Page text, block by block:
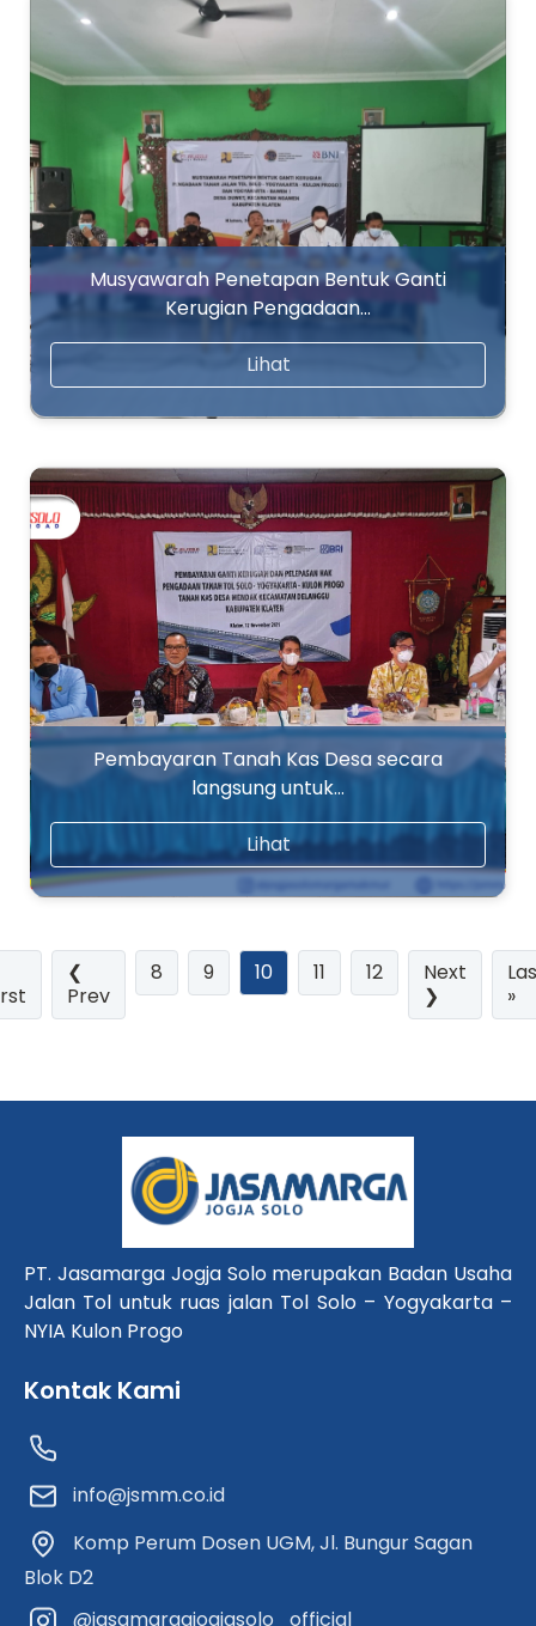
Musyawarah Penetapan Bentuk Ganti
Kerugian Pengadaan…
Lihat
Pembayaran Tanah Kas Desa secara
langsung untuk…
Lihat
❮
Prev
8 9 10(current)
11 12
Next
❯
»
PT. Jasamarga Jogja Solo merupakan Badan Usaha
Jalan Tol untuk ruas jalan Tol Solo – Yogyakarta –
NYIA Kulon Progo
Kontak Kami
info@jsmm.co.id
Komp Perum Dosen UGM, Jl. Bungur Sagan
Blok D2
@jasamargajogjasolo_official